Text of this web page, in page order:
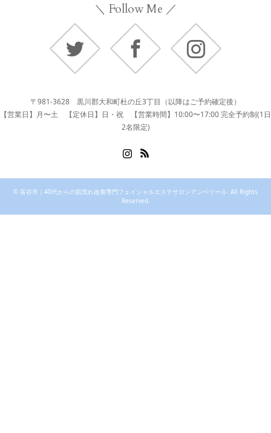
＼ Follow Me ／
Facebook Instagram
〒981-3628 黒川郡大和町杜の丘3丁目（以降はご予約確定後）
【営業日】月〜土 【定休日】日・祝 【営業時間】10:00〜17:00 完全予約制(1日
2名限定)
© 富谷市｜40代からの肌荒れ改善専門フェイシャルエステサロンアンベリール. All Rights
Reserved.